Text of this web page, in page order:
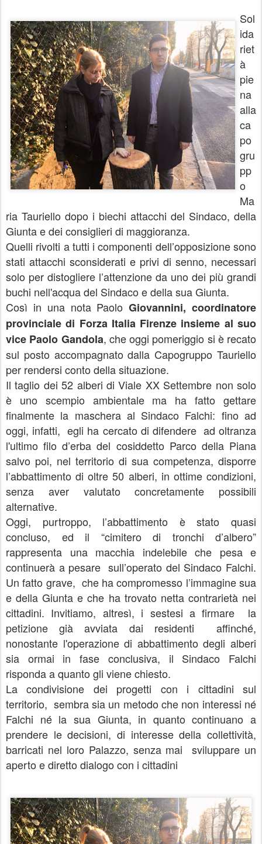
Sol
ida
riet
à
pie
na
alla
ca
po
gru
pp
o
Ma
ria Tauriello dopo i biechi attacchi del Sindaco, della
Giunta e dei consiglieri di maggioranza.
Quelli rivolti a tutti i componenti dell’opposizione sono
stati attacchi sconsiderati e privi di senno, necessari
solo per distogliere l’attenzione da uno dei più grandi
buchi nell'acqua del Sindaco e della sua Giunta.
Così in una nota PaoloGiovannini, coordinatore
provinciale di Forza Italia Firenze insieme al suo
vice Paolo Gandola, che oggi pomeriggio si è recato
sul posto accompagnato dalla Capogruppo Tauriello
per rendersi conto della situazione.
Il taglio dei 52 alberi di Viale XX Settembre non solo
è uno scempio ambientale ma ha fatto gettare
finalmente la maschera al Sindaco Falchi: fino ad
oggi, infatti, egli ha cercato di difendere ad oltranza
l'ultimo filo d’erba del cosiddetto Parco della Piana
salvo poi, nel territorio di sua competenza, disporre
l’abbattimento di oltre 50 alberi, in ottime condizioni,
senza aver valutato concretamente possibili
alternative.
Oggi, purtroppo, l’abbattimento è stato quasi
concluso, ed il “cimitero di tronchi d’albero”
rappresenta una macchia indelebile che pesa e
continuerà a pesare sull’operato del Sindaco Falchi.
Un fatto grave, che ha compromesso l’immagine sua
e della Giunta e che ha trovato netta contrarietà nei
cittadini. Invitiamo, altresì, i sestesi a firmare la
petizione già avviata dai residenti affinché,
nonostante l'operazione di abbattimento degli alberi
sia ormai in fase conclusiva, il Sindaco Falchi
risponda a quanto gli viene chiesto.
La condivisione dei progetti con i cittadini sul
territorio, sembra sia un metodo che non interessi né
Falchi né la sua Giunta, in quanto continuano a
prendere le decisioni, di interesse della collettività,
barricati nel loro Palazzo, senza mai sviluppare un
aperto e diretto dialogo con i cittadini